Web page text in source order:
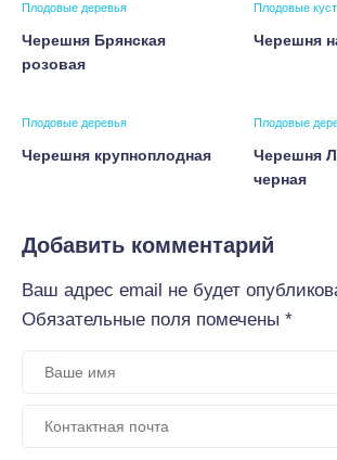
Плодовые деревья
Черешня Брянская
розовая
Плодовые
Черешня
Плодовые деревья
Черешня крупноплодная
Плодовые
Черешня
черная
Добавить комментарий
Ваш адрес email не будет
Обязательные поля помечены *